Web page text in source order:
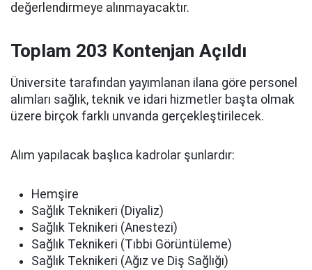
değerlendirmeye alınmayacaktır.
Toplam 203 Kontenjan Açıldı
Üniversite tarafından yayımlanan ilana göre personel
alımları sağlık, teknik ve idari hizmetler başta olmak
üzere birçok farklı unvanda gerçekleştirilecek.
Alım yapılacak başlıca kadrolar şunlardır:
Hemşire
Sağlık Teknikeri (Diyaliz)
Sağlık Teknikeri (Anestezi)
Sağlık Teknikeri (Tıbbi Görüntüleme)
Sağlık Teknikeri (Ağız ve Diş Sağlığı)